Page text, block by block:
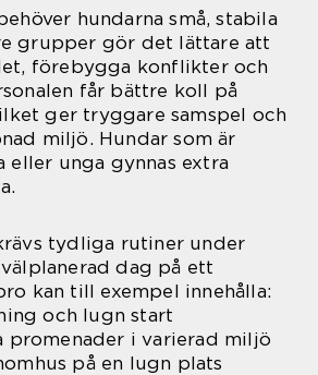
hundarna små, stabila
grupper gör det lättare att
förebygga konflikter och
får bättre koll på
ger tryggare samspel och
miljö. Hundar som är
eller unga gynnas extra
tydliga rutiner under
dag på ett
kan till exempel innehålla:
och lugn start
promenader i varierad miljö
på en lugn plats